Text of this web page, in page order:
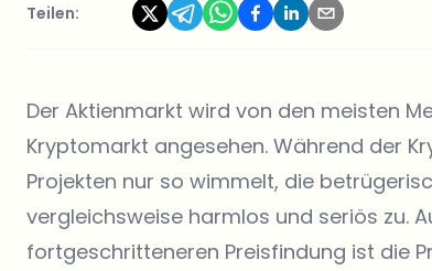
Teilen:
Der Aktienmarkt wird von den meisten
Kryptomarkt angesehen. Während der
Projekten nur so wimmelt, die
vergleichsweise harmlos und seriös zu.
fortgeschritteneren Preisfindung ist die